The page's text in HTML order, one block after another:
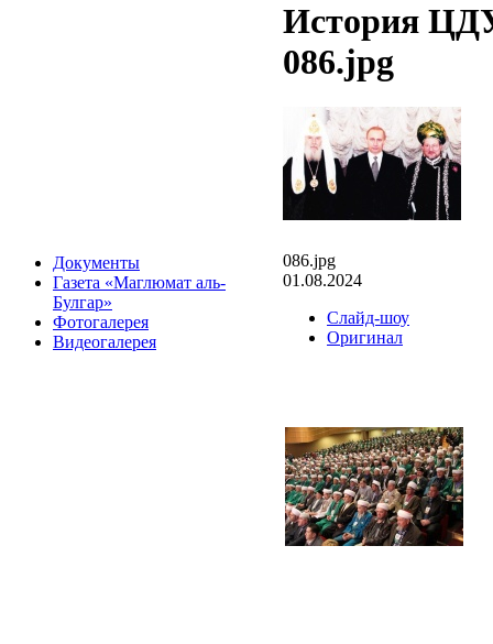
Документы
Газета «Маглюмат аль-
Булгар»
Фотогалерея
Видеогалерея
История
086.jpg
086.jpg
01.08.2024
Слайд-шоу
Оригинал